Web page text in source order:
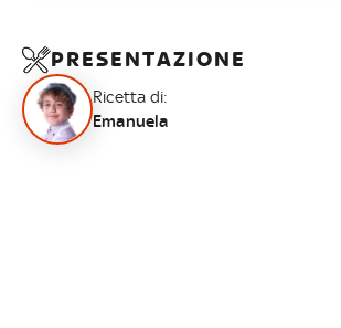
PRESENTAZIONE
Ricetta di:
Emanuela